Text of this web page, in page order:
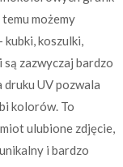
możemy
koszulki,
zazwyczaj bardzo
UV pozwala
kolorów. To
ulubione zdjęcie,
i bardzo